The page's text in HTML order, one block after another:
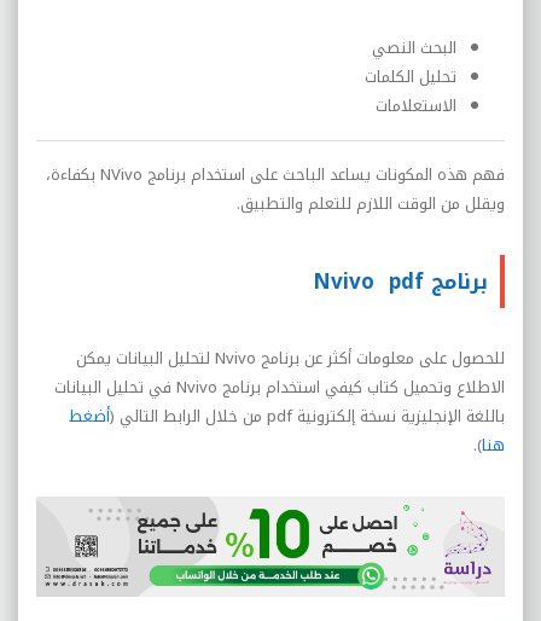
البحث النصي
تحليل الكلمات
الاستعلامات
فهم هذه المكونات يساعد الباحث على استخدام برنامج NVivo بكفاءة،
ويقلل من الوقت اللازم للتعلم والتطبيق.
برنامج Nvivo pdf
للحصول على معلومات أكثر عن برنامج Nvivo لتحليل البيانات يمكن
الاطلاع وتحميل كتاب كيفي استخدام برنامج Nvivo في تحليل البيانات
باللغة الإنجليزية نسخة إلكترونيةpdf من خلال الرابط التالي (أضغط
هنا).